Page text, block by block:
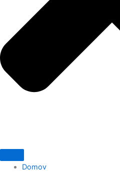
Domov